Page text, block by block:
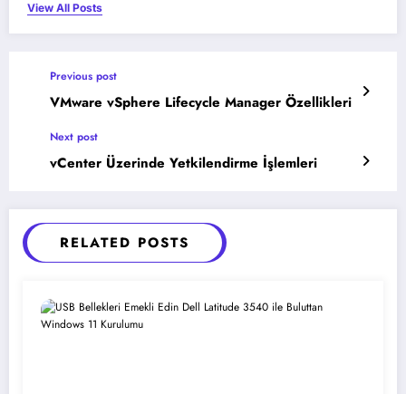
View All Posts
Previous post
VMware vSphere Lifecycle Manager Özellikleri
Next post
vCenter Üzerinde Yetkilendirme İşlemleri
RELATED POSTS